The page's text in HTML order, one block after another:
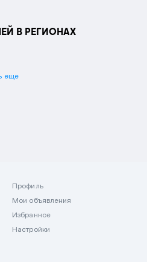
В РЕГИОНАХ
еще
Профиль
Мои объявления
Избранное
Настройки